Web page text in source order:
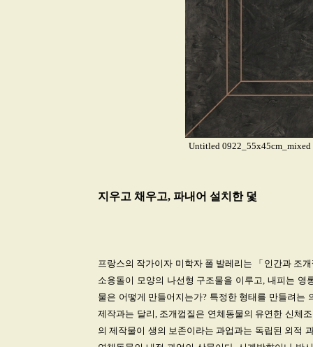
Untitled 0922_55x45cm_mixed
지우고 채우고, 파내어 설치한 덫
프랑스의 작가이자 미학자 폴 발레리는 「인간과 조
소용돌이 모양의 나선형 구조물을 이루고, 내피는
물은 어떻게 만들어지는가? 특정한 형태를 만들려는
제작과는 달리, 조개껍질은 연체동물의 유연한 신체
의 제작물이 생의 보존이라는 과업과는 독립된 외적